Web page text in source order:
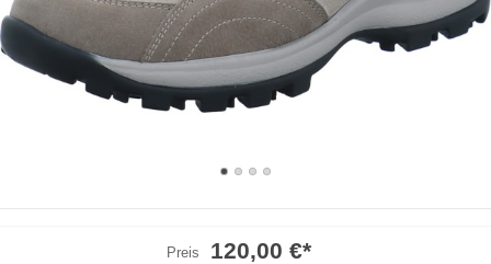
Preis 120,00 €*